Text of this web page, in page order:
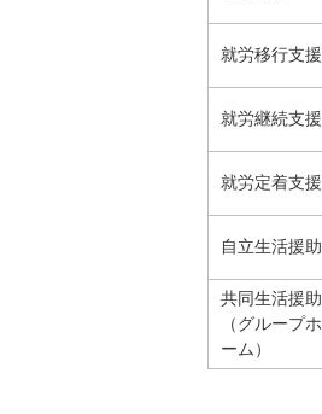
就労移行支援
就労継続支援
就労定着支援
自立生活援助
共同生活援助
（グループホ
ーム）